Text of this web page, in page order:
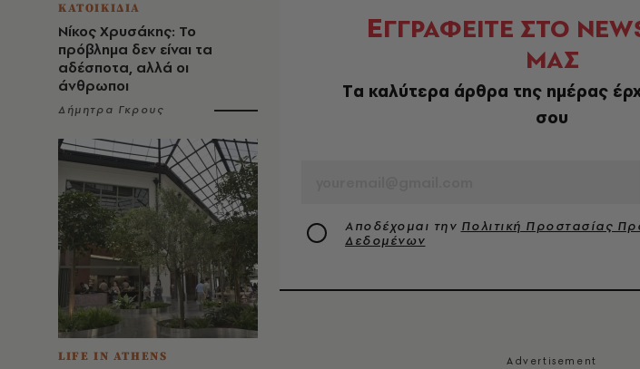
ΚΑΤΟΙΚΙΔΙΑ
Νίκος Χρυσάκης: Το
πρόβλημα δεν είναι τα
αδέσποτα, αλλά οι
άνθρωποι
Δήμητρα Γκρους
LIFE IN ATHENS
ΕΓΓΡΑΦΕΙΤΕ ΣΤΟ
ΜΑΣ
Tα καλύτερα άρθρα της ημέρας
σου
Αποδέχομαι την Πολιτική Προστασίας
Δεδομένων